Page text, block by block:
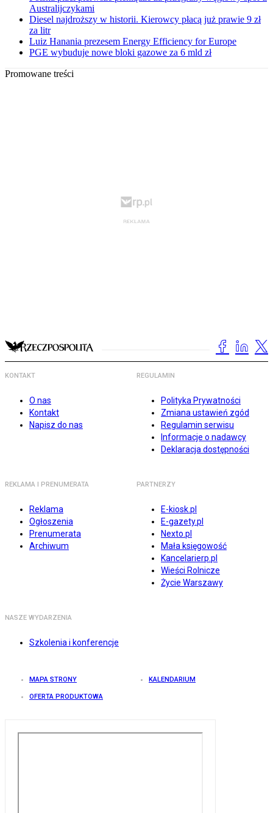
Australijczykami
Diesel najdroższy w historii. Kierowcy płacą już prawie 9 zł
za litr
Luiz Hanania prezesem Energy Efficiency for Europe
PGE wybuduje nowe bloki gazowe za 6 mld zł
Promowane treści
KONTAKT
O nas
Kontakt
Napisz do nas
REGULAMIN
Polityka Prywatności
Zmiana ustawień zgód
Regulamin serwisu
Informacje o nadawcy
Deklaracja dostępności
REKLAMA I PRENUMERATA
Reklama
Ogłoszenia
Prenumerata
Archiwum
PARTNERZY
E-kiosk.pl
E-gazety.pl
Nexto.pl
Mała księgowość
Kancelarierp.pl
Wieści Rolnicze
Życie Warszawy
NASZE WYDARZENIA
Szkolenia i konferencje
MAPA STRONY KALENDARIUM
OFERTA PRODUKTOWA